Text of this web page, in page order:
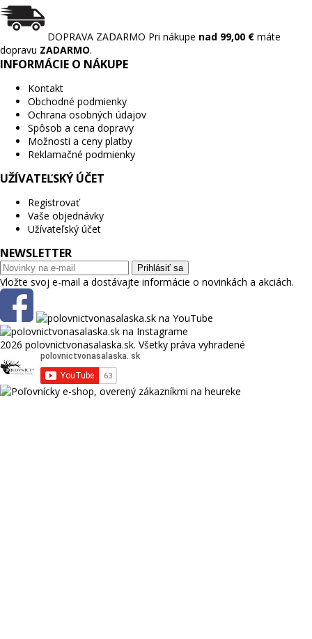
DOPRAVA ZADARMO Pri nákupe nad 99,00 € máte
dopravu ZADARMO.
INFORMÁCIE O NÁKUPE
Kontakt
Obchodné podmienky
Ochrana osobných údajov
Spôsob a cena dopravy
Možnosti a ceny platby
Reklamačné podmienky
UŽÍVATEĽSKÝ ÚČET
Registrovať
Vaše objednávky
Užívateľský účet
NEWSLETTER
Prihlásiť sa
Vložte svoj e-mail a dostávajte informácie o novinkách a akciách.
2026 polovnictvonasalaska.sk. Všetky práva vyhradené